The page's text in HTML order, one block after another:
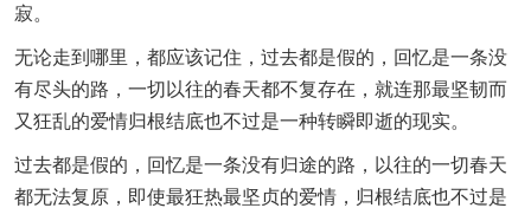
寂。
无论走到哪里，都应该记住，过去都是假的，回忆是一条没
有尽头的路，一切以往的春天都不复存在，就连那最坚韧而
又狂乱的爱情归根结底也不过是一种转瞬即逝的现实。
过去都是假的，回忆是一条没有归途的路，以往的一切春天
都无法复原，即使最狂热最坚贞的爱情，归根结底也不过是